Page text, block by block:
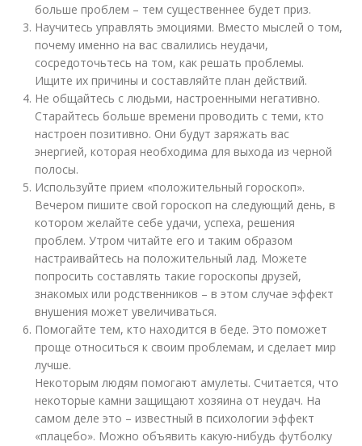
больше проблем – тем существеннее будет приз.
Научитесь управлять эмоциями. Вместо мыслей о том,
почему именно на вас свалились неудачи,
сосредоточьтесь на том, как решать проблемы.
Ищите их причины и составляйте план действий.
Не общайтесь с людьми, настроенными негативно.
Старайтесь больше времени проводить с теми, кто
настроен позитивно. Они будут заряжать вас
энергией, которая необходима для выхода из черной
полосы.
Используйте прием «положительный гороскоп».
Вечером пишите свой гороскоп на следующий день, в
котором желайте себе удачи, успеха, решения
проблем. Утром читайте его и таким образом
настраивайтесь на положительный лад. Можете
попросить составлять такие гороскопы друзей,
знакомых или родственников – в этом случае эффект
внушения может увеличиваться.
Помогайте тем, кто находится в беде. Это поможет
проще относиться к своим проблемам, и сделает мир
лучше.
Некоторым людям помогают амулеты. Считается, что
некоторые камни защищают хозяина от неудач. На
самом деле это – известный в психологии эффект
«плацебо». Можно объявить какую-нибудь футболку